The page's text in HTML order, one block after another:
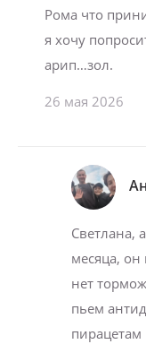
Рома что
я хочу
арип…зол.
26 мая 2026
Светлана,
месяца, он
нет
пьем